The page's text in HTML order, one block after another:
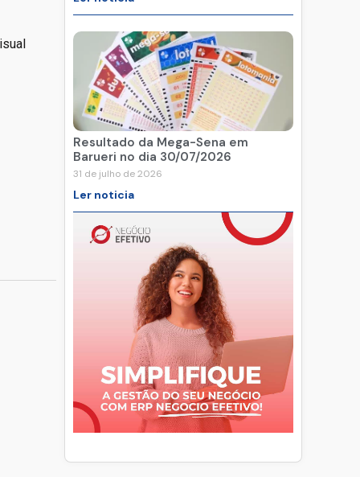
Resultado da Mega-Sena em
Barueri no dia 30/07/2026
31 de julho de 2026
Ler noticia